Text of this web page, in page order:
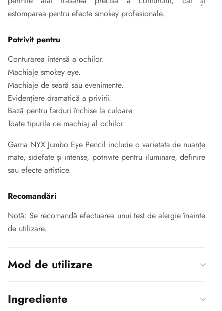
estomparea pentru efecte smokey profesionale.
Potrivit pentru
Conturarea intensă a ochilor.
Machiaje smokey eye.
Machiaje de seară sau evenimente.
Evidențiere dramatică a privirii.
Bază pentru farduri închise la culoare.
Toate tipurile de machiaj al ochilor.
Gama NYX Jumbo Eye Pencil include o varietate de nuanțe
mate, sidefate și intense, potrivite pentru iluminare, definire
sau efecte artistice.
Recomandări
Notă: Se recomandă efectuarea unui test de alergie înainte
de utilizare.
Mod de utilizare
Ingrediente